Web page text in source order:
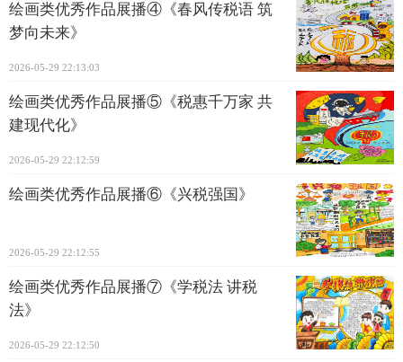
绘画类优秀作品展播④《春风传税语 筑
梦向未来》
2026-05-29 22:13:03
绘画类优秀作品展播⑤《税惠千万家 共
建现代化》
2026-05-29 22:12:59
绘画类优秀作品展播⑥《兴税强国》
2026-05-29 22:12:55
绘画类优秀作品展播⑦《学税法 讲税
法》
2026-05-29 22:12:50